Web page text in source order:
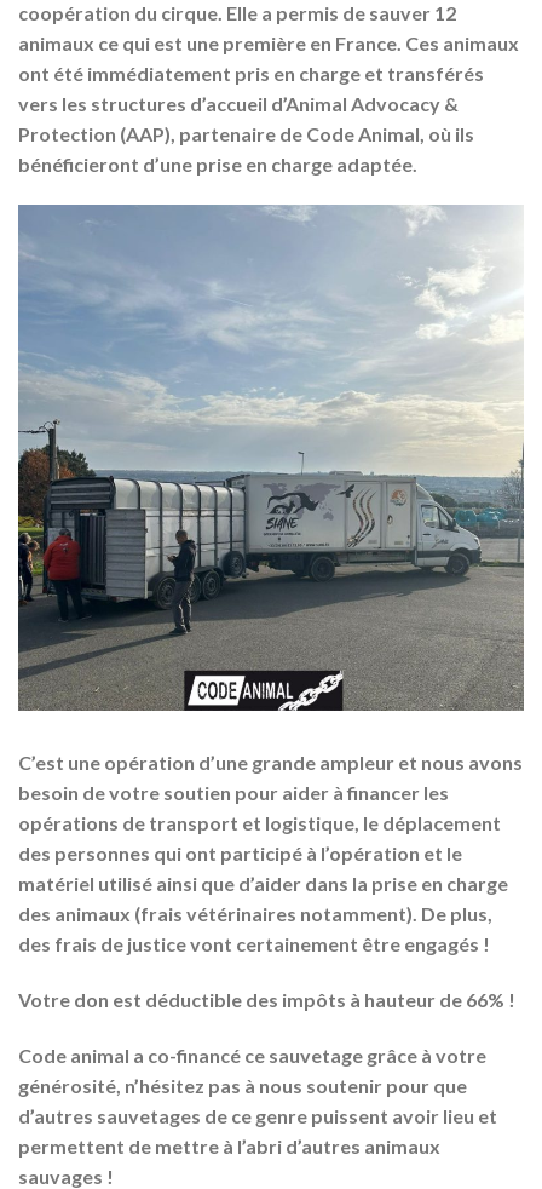
coopération du cirque. Elle a permis de sauver 12
animaux ce qui est une première en France. Ces animaux
ont été immédiatement pris en charge et transférés
vers les structures d’accueil d’Animal Advocacy &
Protection (AAP), partenaire de Code Animal, où ils
bénéficieront d’une prise en charge adaptée.
C’est une opération d’une grande ampleur et nous avons
besoin de votre soutien pour aider à financer les
opérations de transport et logistique, le déplacement
des personnes qui ont participé à l’opération et le
matériel utilisé ainsi que d’aider dans la prise en charge
des animaux (frais vétérinaires notamment). De plus,
des frais de justice vont certainement être engagés !
Votre don est déductible des impôts à hauteur de 66% !
Code animal a co-financé ce sauvetage grâce à votre
générosité, n’hésitez pas à nous soutenir pour que
d’autres sauvetages de ce genre puissent avoir lieu et
permettent de mettre à l’abri d’autres animaux
sauvages !